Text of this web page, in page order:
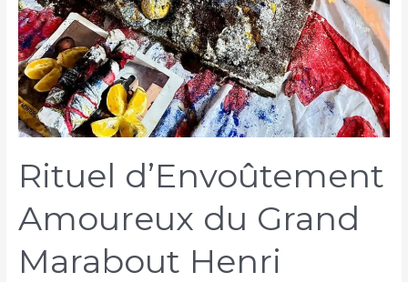
Rituel d’Envoûtement
Amoureux du Grand
Marabout Henri